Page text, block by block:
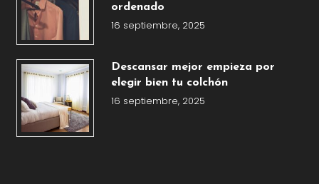
ordenado
16 septiembre, 2025
Descansar mejor empieza por
elegir bien tu colchón
16 septiembre, 2025